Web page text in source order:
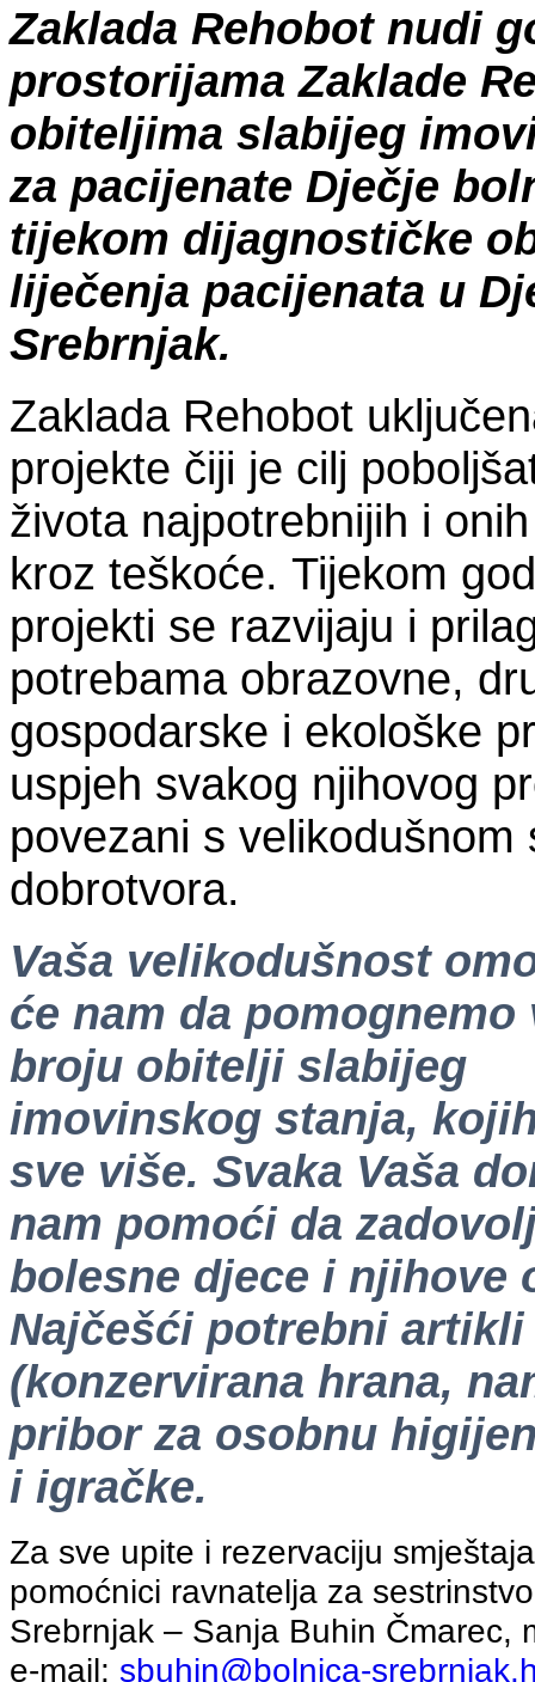
Zaklada Rehobot nudi
prostorijama Zaklade
obiteljima slabijeg
za pacijenate Dječje
tijekom dijagnostičke
liječenja pacijenata u
Srebrnjak.
Zaklada Rehobot
projekte čiji je cilj
života najpotrebnijih i
kroz teškoće. Tijekom
projekti se razvijaju i
potrebama obrazovne,
gospodarske i ekološke
uspjeh svakog njihovog
povezani s velikodušnom
dobrotvora.
Vaša velikodušnost
će nam da pomognemo
broju obitelji slabijeg
imovinskog stanja,
sve više. Svaka Vaša
nam pomoći da
bolesne djece i njihove
Najčešći potrebni artikli
(konzervirana hrana,
pribor za osobnu
i igračke.
Za sve upite i rezervaciju
pomoćnici ravnatelja za
Srebrnjak – Sanja Buhin Čmarec,
e-mail: sbuhin@bolnica-